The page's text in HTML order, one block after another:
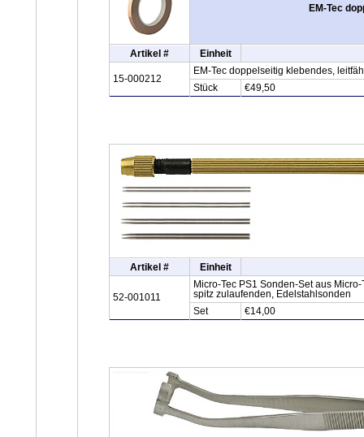
EM-Tec
Artikel # Einheit
15-000212
EM-Tec doppelseitig klebendes,
Stück
€49,50
Artikel # Einheit
52-001011
Micro-Tec PS1 Sonden-Set aus
spitz zulaufenden, Edelstahlsonden
Set
€14,00